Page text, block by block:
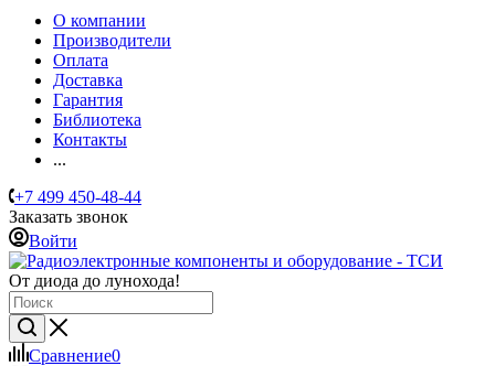
О компании
Производители
Оплата
Доставка
Гарантия
Библиотека
Контакты
...
+7 499 450-48-44
Заказать звонок
Войти
От диода до лунохода!
Сравнение0